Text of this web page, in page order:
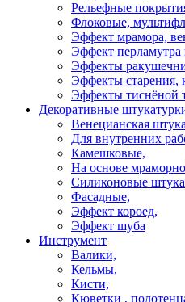
Рельефные
Флоковые,
Эффект мрамора,
Эффект перламутра
Эффекты
Эффекты старения,
Эффекты тиснёной
Декоративные
Венецианская
Для внутренних
Камешковые,
На основе
Силиконовые
Фасадные,
Эффект короед,
Эффект шуба
Инструмент
Валики,
Кельмы,
Кисти,
Кюветки ,